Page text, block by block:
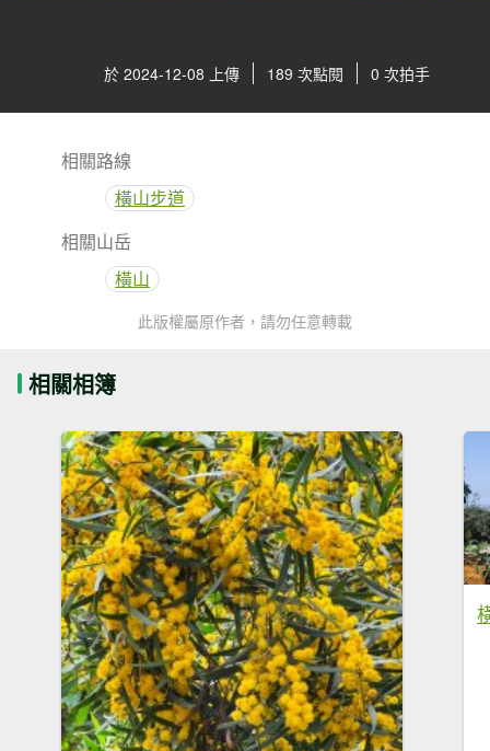
於 2024-12-08 上傳 189 次點閱 0 次拍手
相關路線
橫山步道
相關山岳
橫山
此版權屬原作者，請勿任意轉載
相關相簿